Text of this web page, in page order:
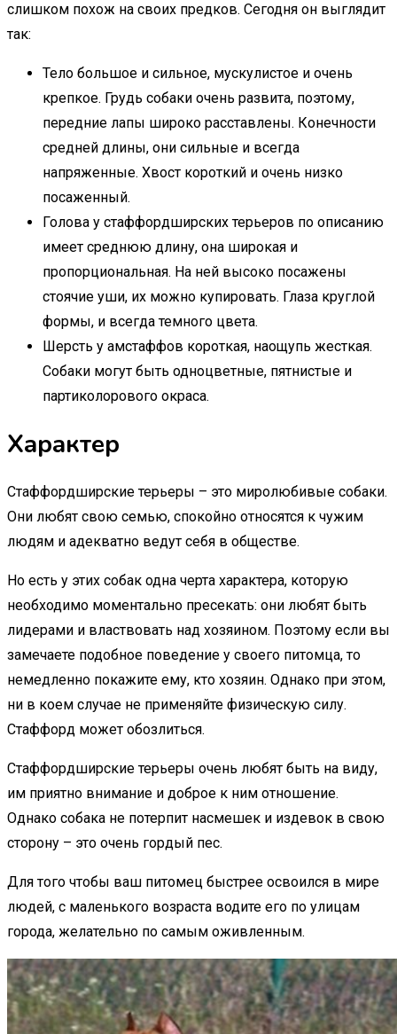
слишком похож на своих предков. Сегодня он выглядит
так:
Тело большое и сильное, мускулистое и очень
крепкое. Грудь собаки очень развита, поэтому,
передние лапы широко расставлены. Конечности
средней длины, они сильные и всегда
напряженные. Хвост короткий и очень низко
посаженный.
Голова у стаффордширских терьеров по описанию
имеет среднюю длину, она широкая и
пропорциональная. На ней высоко посажены
стоячие уши, их можно купировать. Глаза круглой
формы, и всегда темного цвета.
Шерсть у амстаффов короткая, наощупь жесткая.
Собаки могут быть одноцветные, пятнистые и
партиколорового окраса.
Характер
Стаффордширские терьеры – это миролюбивые собаки.
Они любят свою семью, спокойно относятся к чужим
людям и адекватно ведут себя в обществе.
Но есть у этих собак одна черта характера, которую
необходимо моментально пресекать: они любят быть
лидерами и властвовать над хозяином. Поэтому если вы
замечаете подобное поведение у своего питомца, то
немедленно покажите ему, кто хозяин. Однако при этом,
ни в коем случае не применяйте физическую силу.
Стаффорд может обозлиться.
Стаффордширские терьеры очень любят быть на виду,
им приятно внимание и доброе к ним отношение.
Однако собака не потерпит насмешек и издевок в свою
сторону – это очень гордый пес.
Для того чтобы ваш питомец быстрее освоился в мире
людей, с маленького возраста водите его по улицам
города, желательно по самым оживленным.